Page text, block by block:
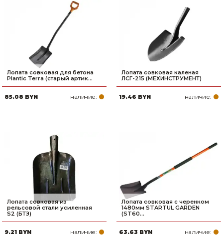
Лопата совковая для бетона
Plantic Terra (старый артик...
85.08 BYN наличие:
Лопата совковая каленая
ЛСГ-215 (МЕХИНСТРУМЕНТ)
19.46 BYN наличие:
Лопата совковая из
рельсовой стали усиленная
S2 (БТЗ)
9.21 BYN наличие:
Лопата совковая с черенком
1480мм STARTUL GARDEN
(ST60...
63.63 BYN наличие: